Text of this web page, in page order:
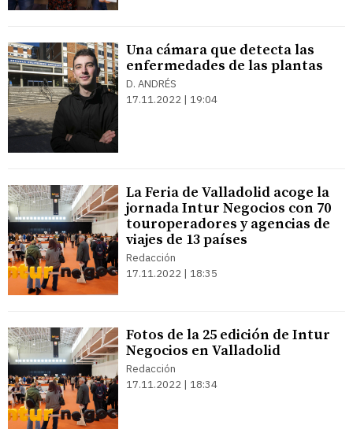
Una cámara que detecta las
enfermedades de las plantas
D. ANDRÉS
17.11.2022 | 19:04
La Feria de Valladolid acoge la
jornada Intur Negocios con 70
touroperadores y agencias de
viajes de 13 países
Redacción
17.11.2022 | 18:35
Fotos de la 25 edición de Intur
Negocios en Valladolid
Redacción
17.11.2022 | 18:34